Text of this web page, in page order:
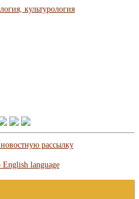
рассылку
language